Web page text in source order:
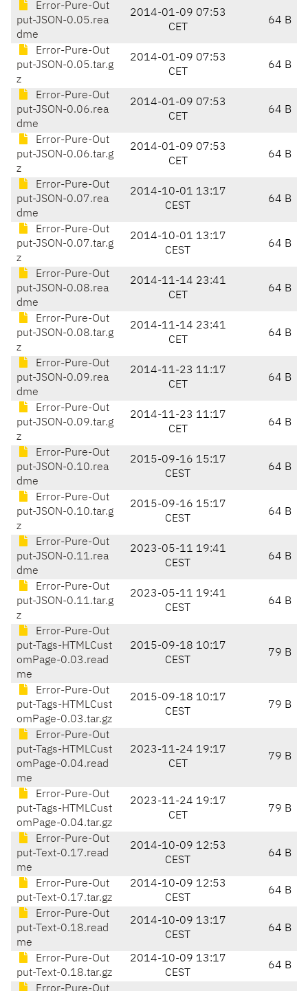
Error-Pure-Out
put-JSON-0.05.rea
dme
2014-01-09 07:53
CET
64 B
Error-Pure-Out
put-JSON-0.05.tar.g
z
2014-01-09 07:53
CET
64 B
Error-Pure-Out
put-JSON-0.06.rea
dme
2014-01-09 07:53
CET
64 B
Error-Pure-Out
put-JSON-0.06.tar.g
z
2014-01-09 07:53
CET
64 B
Error-Pure-Out
put-JSON-0.07.rea
dme
2014-10-01 13:17
CEST
64 B
Error-Pure-Out
put-JSON-0.07.tar.g
z
2014-10-01 13:17
CEST
64 B
Error-Pure-Out
put-JSON-0.08.rea
dme
2014-11-14 23:41
CET
64 B
Error-Pure-Out
put-JSON-0.08.tar.g
z
2014-11-14 23:41
CET
64 B
Error-Pure-Out
put-JSON-0.09.rea
dme
2014-11-23 11:17
CET
64 B
Error-Pure-Out
put-JSON-0.09.tar.g
z
2014-11-23 11:17
CET
64 B
Error-Pure-Out
put-JSON-0.10.rea
dme
2015-09-16 15:17
CEST
64 B
Error-Pure-Out
put-JSON-0.10.tar.g
z
2015-09-16 15:17
CEST
64 B
Error-Pure-Out
put-JSON-0.11.rea
dme
2023-05-11 19:41
CEST
64 B
Error-Pure-Out
put-JSON-0.11.tar.g
z
2023-05-11 19:41
CEST
64 B
Error-Pure-Out
put-Tags-HTMLCust
omPage-0.03.read
me
2015-09-18 10:17
CEST
79 B
Error-Pure-Out
put-Tags-HTMLCust
omPage-0.03.tar.gz
2015-09-18 10:17
CEST
79 B
Error-Pure-Out
put-Tags-HTMLCust
omPage-0.04.read
me
2023-11-24 19:17
CET
79 B
Error-Pure-Out
put-Tags-HTMLCust
omPage-0.04.tar.gz
2023-11-24 19:17
CET
79 B
Error-Pure-Out
put-Text-0.17.read
me
2014-10-09 12:53
CEST
64 B
Error-Pure-Out
put-Text-0.17.tar.gz
2014-10-09 12:53
CEST
64 B
Error-Pure-Out
put-Text-0.18.read
me
2014-10-09 13:17
CEST
64 B
Error-Pure-Out
put-Text-0.18.tar.gz
2014-10-09 13:17
CEST
64 B